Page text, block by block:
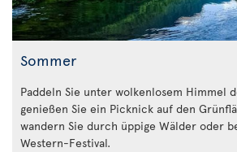
Sommer
Paddeln Sie unter wolkenlosem Himmel
genießen Sie ein Picknick auf den
wandern Sie durch üppige Wälder oder
Western-Festival.